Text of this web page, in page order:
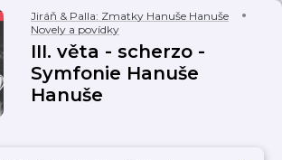
Jiráň & Palla: Zmatky Hanuše Hanuše
Novely a povídky
III. věta - scherzo -
Symfonie Hanuše
Hanuše